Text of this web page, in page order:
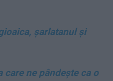
șarlatanul și
care ne pândește ca o